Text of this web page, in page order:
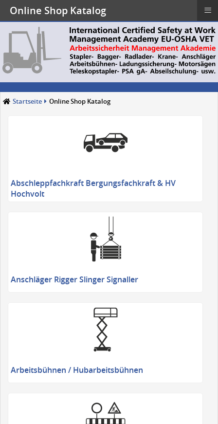
Startseite Online Shop Katalog
Abschleppfachkraft Bergungsfachkraft & HV
Hochvolt
Anschläger Rigger Slinger Signaller
Arbeitsbühnen / Hubarbeitsbühnen
Online Shop Katalog ≡